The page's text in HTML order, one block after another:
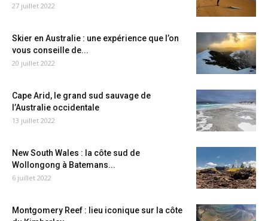
27 juillet 2022
Skier en Australie : une expérience que l’on
vous conseille de...
20 juillet 2022
Cape Arid, le grand sud sauvage de
l’Australie occidentale
13 juillet 2022
New South Wales : la côte sud de
Wollongong à Batemans...
6 juillet 2022
Montgomery Reef : lieu iconique sur la côte